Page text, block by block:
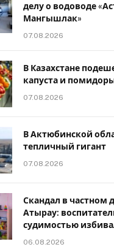
делу о водоводе
Мангышлак»
07.08.2026
В Казахстане
капуста и
07.08.2026
В Актюбинской
тепличный гигант
07.08.2026
Скандал в частном
Атырау:
судимостью
06.08.2026